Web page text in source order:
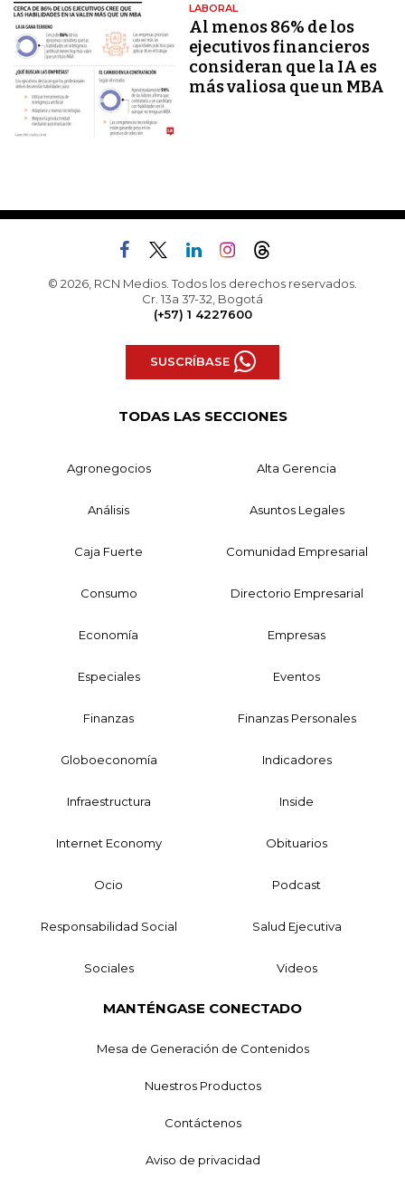
LABORAL
Al menos 86% de los
ejecutivos financieros
consideran que la IA es
más valiosa que un MBA
© 2026, RCN Medios. Todos los derechos reservados.
Cr. 13a 37-32, Bogotá
(+57) 1 4227600
SUSCRÍBASE
TODAS LAS SECCIONES
Agronegocios Alta Gerencia
Análisis Asuntos Legales
Caja Fuerte Comunidad Empresarial
Consumo Directorio Empresarial
Economía Empresas
Especiales Eventos
Finanzas Finanzas Personales
Globoeconomía Indicadores
Infraestructura Inside
Internet Economy Obituarios
Ocio Podcast
Responsabilidad Social Salud Ejecutiva
Sociales Videos
MANTÉNGASE CONECTADO
Mesa de Generación de Contenidos
Nuestros Productos
Contáctenos
Aviso de privacidad